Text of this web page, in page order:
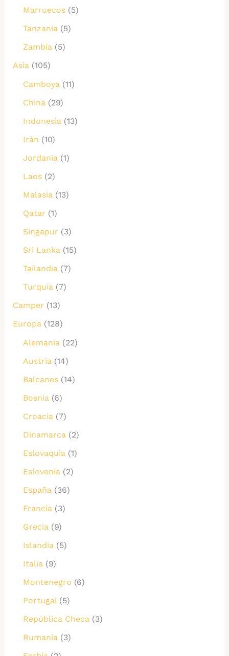
Marruecos(5)
Tanzania(5)
Zambia(5)
Asia(105)
Camboya(11)
China(29)
Indonesia(13)
Irán (10)
Jordania(1)
Laos(2)
Malasia(13)
Qatar (1)
Singapur (3)
Sri Lanka(15)
Tailandia(7)
Turquía(7)
Camper (13)
Europa(128)
Alemania(22)
Austria(14)
Balcanes(14)
Bosnia(6)
Croacia(7)
Dinamarca(2)
Eslovaquia(1)
Eslovenia(2)
España(36)
Francia(3)
Grecia(9)
Islandia(5)
Italia(9)
Montenegro (6)
Portugal(5)
República Checa(3)
Rumanía(3)